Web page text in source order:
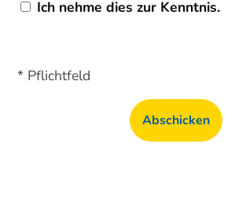
Ich nehme dies zur Kenntnis.
* Pflichtfeld
Abschicken